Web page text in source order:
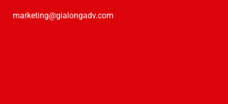
marketing@gialongadv.com